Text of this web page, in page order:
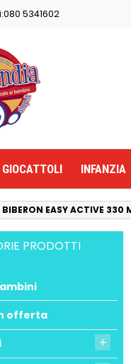
080 5341602
GIOCATTOLI INFANZIA
BIBERON EASY ACTIVE 330
PRODOTTI
offerta
